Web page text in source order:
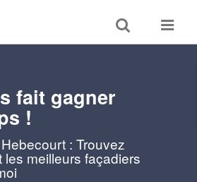
Toggle
search
Toggle
fait gagner
!
: Trouvez
les meilleurs façadiers